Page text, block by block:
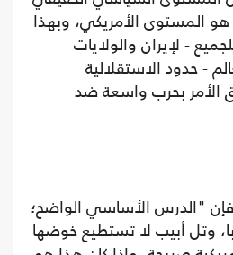
هو المستوى الأمريكي، وبهذا
- لإيران والولايات
- حدود الاستقلالية
الأمر بحرب واسعة ضد
"الدرس الأساسي الواضح؛
وتل أبيب لا تستطيع خوضها